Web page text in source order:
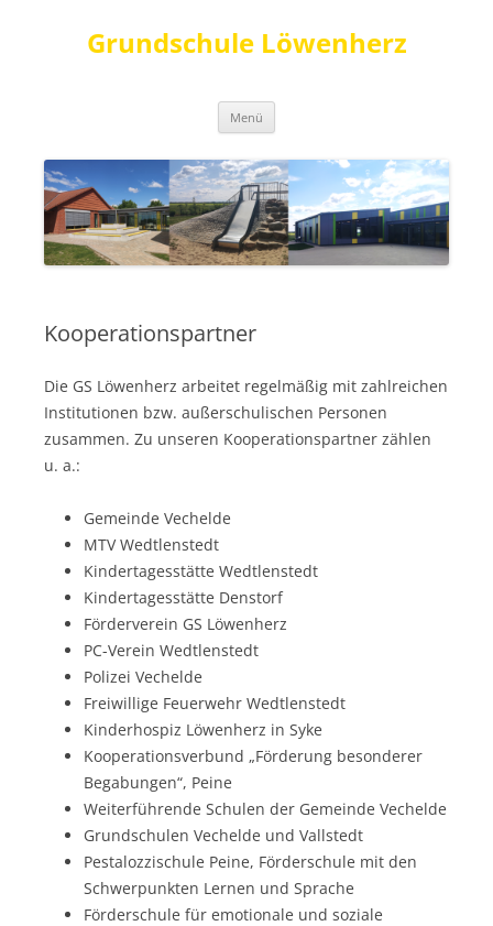
Grundschule Löwenherz
Menü
Kooperationspartner
Die GS Löwenherz arbeitet regelmäßig mit zahlreichen
Institutionen bzw. außerschulischen Personen
zusammen. Zu unseren Kooperationspartner zählen
u. a.:
Gemeinde Vechelde
MTV Wedtlenstedt
Kindertagesstätte Wedtlenstedt
Kindertagesstätte Denstorf
Förderverein GS Löwenherz
PC-Verein Wedtlenstedt
Polizei Vechelde
Freiwillige Feuerwehr Wedtlenstedt
Kinderhospiz Löwenherz in Syke
Kooperationsverbund „Förderung besonderer
Begabungen“, Peine
Weiterführende Schulen der Gemeinde Vechelde
Grundschulen Vechelde und Vallstedt
Pestalozzischule Peine, Förderschule mit den
Schwerpunkten Lernen und Sprache
Förderschule für emotionale und soziale